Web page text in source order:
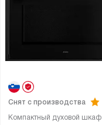
Компактный духовой шкаф
Снят с производства